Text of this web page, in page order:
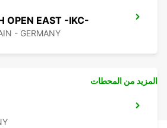
OPEN EAST -IKC-
- GERMANY
المزيد من المحطات